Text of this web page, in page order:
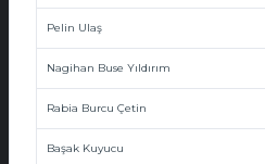
Pelin Ulaş
Nagihan Buse Yıldırım
Rabia Burcu Çetin
Başak Kuyucu